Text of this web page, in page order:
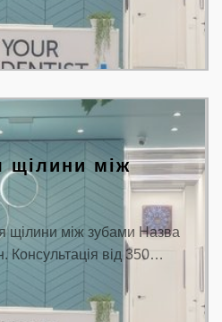
щілини між
щілини між зубами Назва
Консультація від 350…